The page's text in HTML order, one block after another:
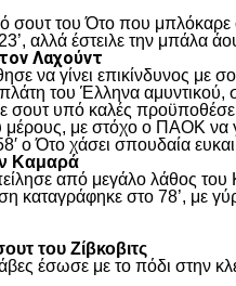
σουτ του Ότο που μπλόκαρε
αλλά έστειλε την μπάλα
Λαχούντ
να γίνει επικίνδυνος με
του Έλληνα αμυντικού,
σουτ υπό καλές
μέρους, με στόχο ο ΠΑΟΚ να
ο Ότο χάσει σπουδαία
Καμαρά
από μεγάλο λάθος
καταγράφηκε στο 78’, με
του Ζίβκοβιτς
έσωσε με το πόδι στην